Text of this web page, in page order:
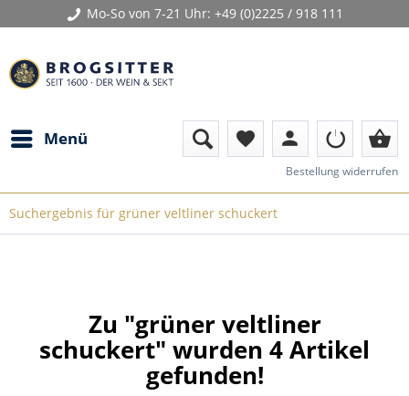
Mo-So von 7-21 Uhr: +49 (0)2225 / 918 111
Menü favorite person shopping_basket
Bestellung widerrufen
Suchergebnis für grüner veltliner schuckert
Zu "grüner veltliner
schuckert" wurden 4Artikel
gefunden!